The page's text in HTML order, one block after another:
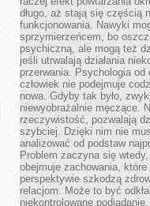
długo, aż stają się częścią
funkcjonowania. Nawyki
sprzymierzeńcem, bo
psychiczną, ale mogą też
jeśli utrwalają działania
przerwania. Psychologia od
człowiek nie podejmuje
nowa. Gdyby tak było,
niewyobrażalnie męczące.
rzeczywistość, pozwalają
szybciej. Dzięki nim nie
analizować od podstaw
Problem zaczyna się
obejmuje zachowania, które
perspektywie szkodzą
relacjom. Może to być
niekontrolowane